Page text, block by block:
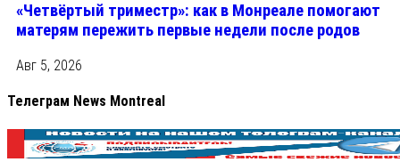
«Четвёртый триместр»: как в Монреале помогают
матерям пережить первые недели после родов
Авг 5, 2026
Телеграм News Montreal